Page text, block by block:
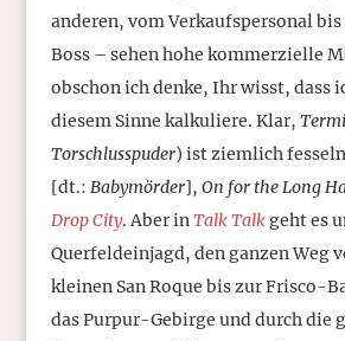
anderen, vom Verkaufspersonal
Boss – sehen hohe kommerzielle
obschon ich denke, Ihr wisst, dass
diesem Sinne kalkuliere. Klar,
Torschlusspuder) ist ziemlich
[dt.: Babymörder], On for the Long
Drop City. Aber inTalk Talkgeht es
Querfeldeinjagd, den ganzen Weg
kleinen San Roque bis zur Frisco-
das Purpur-Gebirge und durch die